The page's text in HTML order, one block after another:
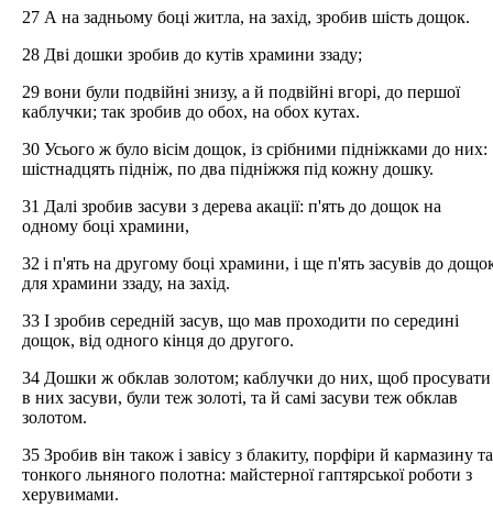
27 А на задньому боці житла, на захід, зробив шість дощок.
28 Дві дошки зробив до кутів храмини ззаду;
29 вони були подвійні знизу, а й подвійні вгорі, до першої
каблучки; так зробив до обох, на обох кутах.
30 Усього ж було вісім дощок, із срібними підніжками до них:
шістнадцять підніж, по два підніжжя під кожну дошку.
31 Далі зробив засуви з дерева акації: п'ять до дощок на
одному боці храмини,
32 і п'ять на другому боці храмини, і ще п'ять засувів до
для храмини ззаду, на захід.
33 І зробив середній засув, що мав проходити по середині
дощок, від одного кінця до другого.
34 Дошки ж обклав золотом; каблучки до них, щоб просувати
в них засуви, були теж золоті, та й самі засуви теж обклав
золотом.
35 Зробив він також і завісу з блакиту, порфіри й кармазину та
тонкого льняного полотна: майстерної гаптярської роботи з
херувимами.